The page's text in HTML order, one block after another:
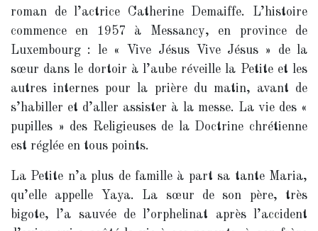
roman de l’actrice Catherine Demaiffe. L’histoire
commence en 1957 à Messancy, en province de
Luxembourg : le « Vive Jésus Vive Jésus » de la
sœur dans le dortoir à l’aube réveille la Petite et les
autres internes pour la prière du matin, avant de
s’habiller et d’aller assister à la messe. La vie des «
pupilles » des Religieuses de la Doctrine chrétienne
est réglée en tous points.
La Petite n’a plus de famille à part sa tante Maria,
qu’elle appelle Yaya. La sœur de son père, très
bigote, l’a sauvée de l’orphelinat après l’accident